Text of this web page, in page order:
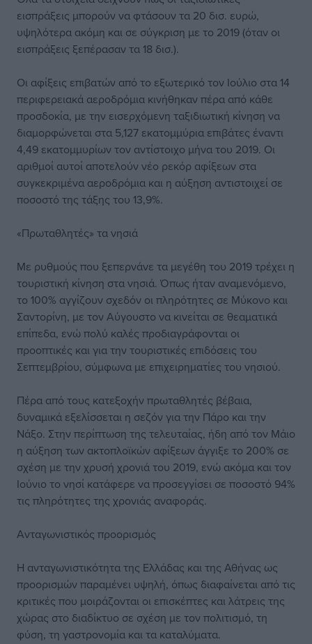
εισπράξεις μπορούν να φτάσουν τα 20 δισ. ευρώ,
υψηλότερα ακόμη και σε σύγκριση με το 2019 (όταν οι
εισπράξεις ξεπέρασαν τα 18 δισ.).
Οι αφίξεις επιβατών από το εξωτερικό τον Ιούλιο στα 14
περιφερειακά αεροδρόμια κινήθηκαν πέρα από κάθε
προσδοκία, με την εισερχόμενη ταξιδιωτική κίνηση να
διαμορφώνεται στα 5,127 εκατομμύρια επιβάτες έναντι
4,49 εκατομμυρίων τον αντίστοιχο μήνα του 2019. Οι
αριθμοί αυτοί αποτελούν νέο ρεκόρ αφίξεων στα
συγκεκριμένα αεροδρόμια και η αύξηση αντιστοιχεί σε
ποσοστό της τάξης του 13,9%.
«Πρωταθλητές» τα νησιά
Με ρυθμούς που ξεπερνάνε τα μεγέθη του 2019 τρέχει η
τουριστική κίνηση στα νησιά. Όπως ήταν αναμενόμενο,
το 100% αγγίζουν σχεδόν οι πληρότητες σε Μύκονο και
Σαντορίνη, με τον Αύγουστο να κινείται σε θεαματικά
επίπεδα, ενώ πολύ καλές προδιαγράφονται οι
προοπτικές και για την τουριστικές επιδόσεις του
Σεπτεμβρίου, σύμφωνα με επιχειρηματίες του νησιού.
Πέρα από τους κατεξοχήν πρωταθλητές βέβαια,
δυναμικά εξελίσσεται η σεζόν για την Πάρο και την
Νάξο. Στην περίπτωση της τελευταίας, ήδη από τον Μάιο
η αύξηση των ακτοπλοϊκών αφίξεων άγγιξε το 200% σε
σχέση με την χρυσή χρονιά του 2019, ενώ ακόμα και τον
Ιούνιο το νησί κατάφερε να προσεγγίσει σε ποσοστό 94%
τις πληρότητες της χρονιάς αναφοράς.
Ανταγωνιστικός προορισμός
Η ανταγωνιστικότητα της Ελλάδας και της Αθήνας ως
προορισμών παραμένει υψηλή, όπως διαφαίνεται από τις
κριτικές που μοιράζονται οι επισκέπτες και λάτρεις της
χώρας στο διαδίκτυο σε σχέση με τον πολιτισμό, τη
φύση, τη γαστρονομία και τα καταλύματα.